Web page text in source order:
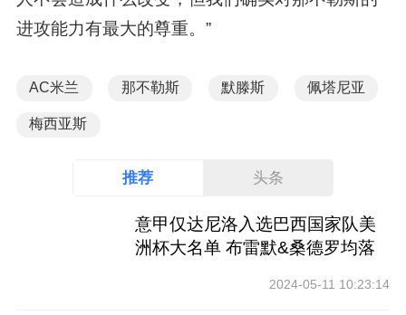
进攻能力有最大的尊重。”
AC米兰 那不勒斯 默滕斯 佩塔尼亚
梅西亚斯
推荐 头条
意甲仅达尼洛入选巴西国家队美
洲杯大名单 布雷默&桑德罗均落
2024-05-11 10:23:14